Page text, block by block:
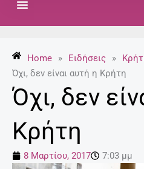
-
f
Home » Ειδήσεις »
Όχι, δεν είναι αυτή η Κρήτη
Όχι, δεν
Κρήτη
8 Μαρτίου, 2017 7:03 μμ